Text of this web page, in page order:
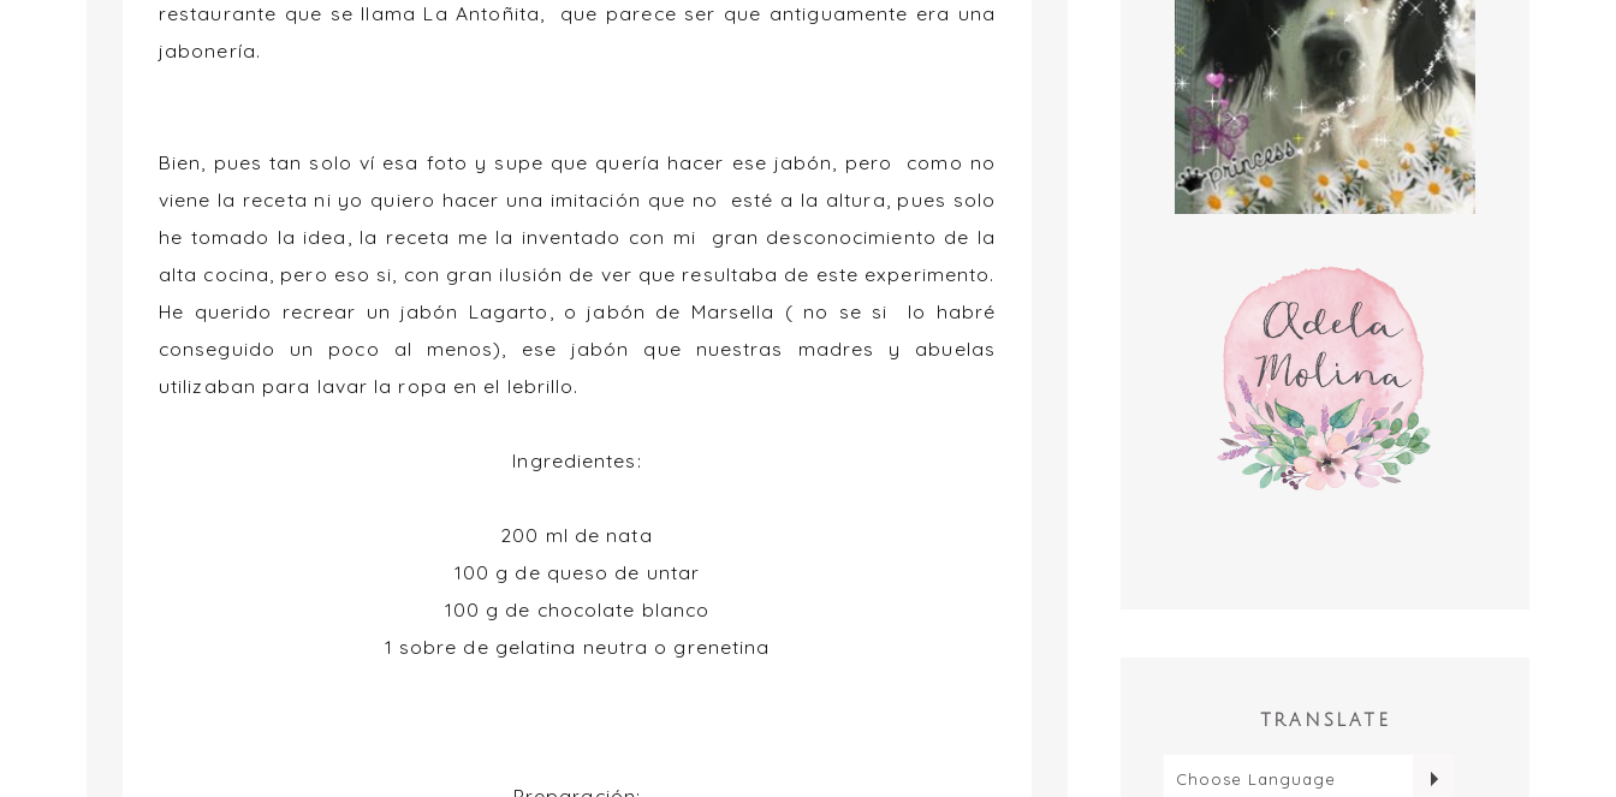
restaurante que se llama La Antoñita, que parece ser que antiguamente era una
jabonería.
Bien, pues tan solo ví esa foto y supe que quería hacer ese jabón, pero como no
viene la receta ni yo quiero hacer una imitación que no esté a la altura, pues solo
he tomado la idea, la receta me la inventado con mi gran desconocimiento de la
alta cocina, pero eso si, con gran ilusión de ver que resultaba de este experimento.
He querido recrear un jabón Lagarto, o jabón de Marsella ( no se si lo habré
conseguido un poco al menos), ese jabón que nuestras madres y abuelas
utilizaban para lavar la ropa en el lebrillo.
Ingredientes:
200 ml de nata
100 g de queso de untar
100 g de chocolate blanco
1 sobre de gelatina neutra o grenetina
TRANSLATE